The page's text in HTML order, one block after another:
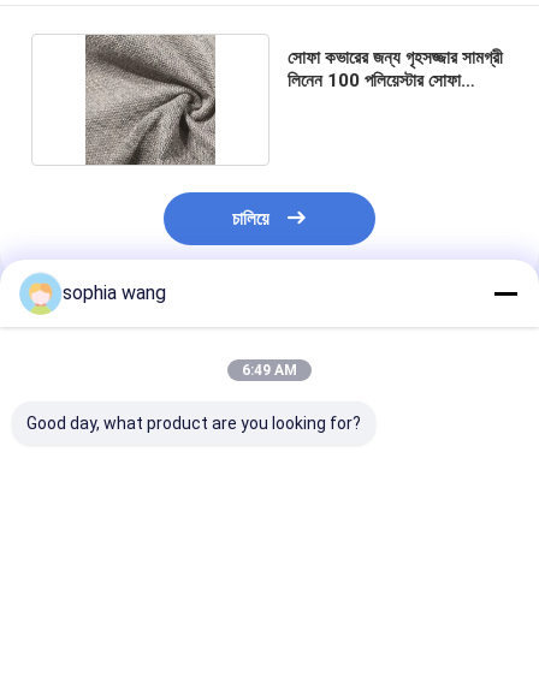
সোফা কভারের জন্য গৃহসজ্জার সামগ্রী
লিনেন 100 পলিয়েস্টার সোফা
চালিয়ে
প্রস্তাবিত পণ্য
sophia wang
6:49 AM
Good day, what product are you looking for?